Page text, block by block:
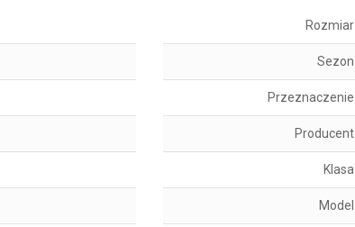
Rozmiar
Sezon
Przeznaczenie
Producent
Klasa
Model